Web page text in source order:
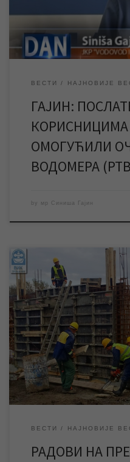
ВЕСТИ НАЈНОВИЈЕ
ГАЈИН:
КОРИСНИЦИМА
ОМОГУЋИЛИ
ВОДОМЕРА
by мр Синиша Гајин
Радове са градилишта
воде од среде сви
две камере, које у
се сада, поред изградње
пратити и радови на
као и изградње објекта
ВЕСТИ НАЈНОВИЈЕ
РАДОВИ НА